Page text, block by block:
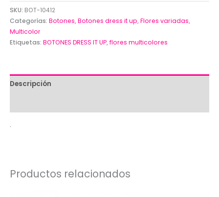
flores
primaverales
pequeñas
Dress
cantidad
SKU: BOT-10412
Categorías: Botones,Botones dress it up,Flores variadas,
Multicolor
Etiquetas: BOTONES DRESS IT UP,flores multicolores
Descripción
.
Productos relacionados